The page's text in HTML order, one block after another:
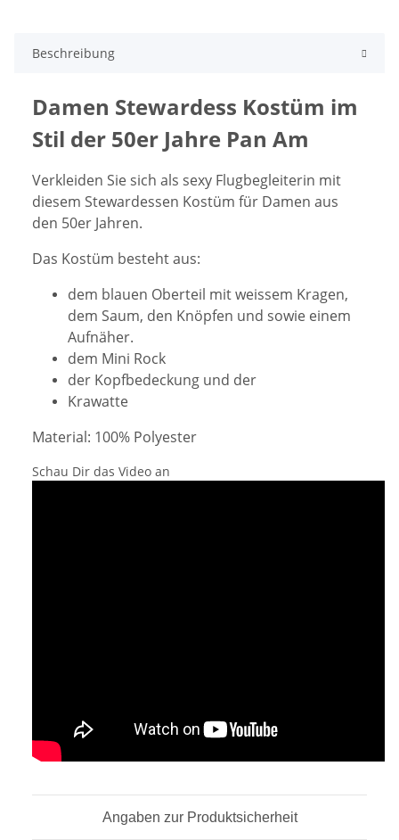
Beschreibung
Damen Stewardess Kostüm im
Stil der 50er Jahre Pan Am
Verkleiden Sie sich als sexy Flugbegleiterin mit
diesem Stewardessen Kostüm für Damen aus
den 50er Jahren.
Das Kostüm besteht aus:
dem blauen Oberteil mit weissem Kragen,
dem Saum, den Knöpfen und sowie einem
Aufnäher.
dem Mini Rock
der Kopfbedeckung und der
Krawatte
Material: 100% Polyester
Schau Dir das Video an
Angaben zur Produktsicherheit